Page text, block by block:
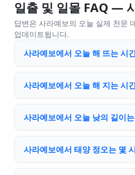
일출 및 일몰 FAQ —
답변은 사라예보의 오늘 실제 천문
업데이트됩니다.
사라예보에서 오늘 해 뜨는 시
사라예보에서 오늘 해 지는 시
사라예보에서 오늘 낮의 길이
사라예보에서 태양 정오는 몇